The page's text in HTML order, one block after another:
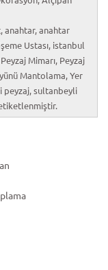
anahtar, anahtar
Ustası, istanbul
Mimarı, Peyzaj
Mantolama, Yer
peyzaj, sultanbeyli